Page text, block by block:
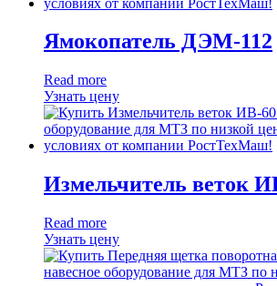
Ямокопатель ДЭМ-112
Read more
Узнать цену
Измельчитель веток
Read more
Узнать цену